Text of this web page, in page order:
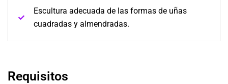
Escultura adecuada de las formas de uñas
cuadradas y almendradas.
Requisitos